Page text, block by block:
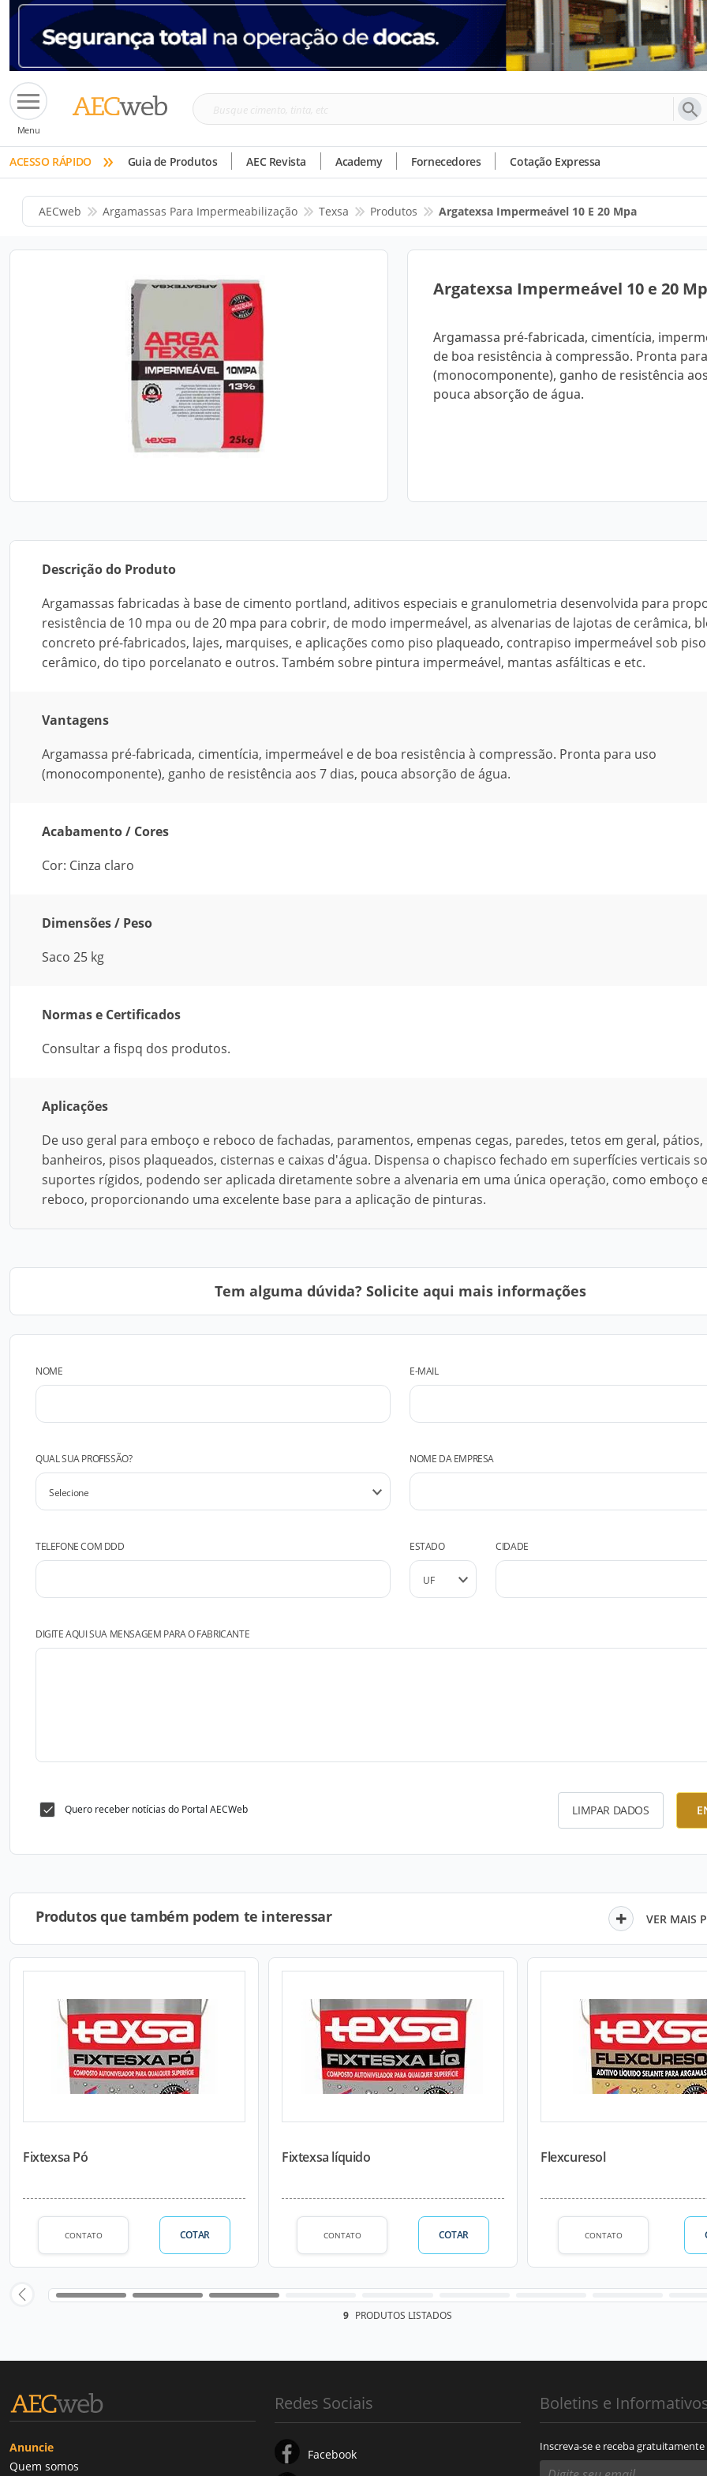
Menu
Busque
tinta,
etc
ACESSO RÁPIDO » Guia de Produtos AEC Revista Academy Fornecedores Cotação Expressa
AECweb Argamassas Para Impermeabilização Texsa Produtos Argatexsa Impermeável 10 E 20 Mpa
Argatexsa Impermeável 10 e 20
Argamassa pré-fabricada, cimentícia,
de boa resistência à compressão. Pronta
(monocomponente), ganho de resistência
pouca absorção de água.
Descrição do Produto
Argamassas fabricadas à base de cimento portland, aditivos especiais e granulometria desenvolvida para
resistência de 10 mpa ou de 20 mpa para cobrir, de modo impermeável, as alvenarias de lajotas de cerâmica,
concreto pré-fabricados, lajes, marquises, e aplicações como piso plaqueado, contrapiso impermeável sob piso
cerâmico, do tipo porcelanato e outros. Também sobre pintura impermeável, mantas asfálticas e etc.
Vantagens
Argamassa pré-fabricada, cimentícia, impermeável e de boa resistência à compressão. Pronta para uso
(monocomponente), ganho de resistência aos 7 dias, pouca absorção de água.
Acabamento / Cores
Cor: Cinza claro
Dimensões / Peso
Saco 25 kg
Normas e Certificados
Consultar a fispq dos produtos.
Aplicações
De uso geral para emboço e reboco de fachadas, paramentos, empenas cegas, paredes, tetos em geral, pátios,
banheiros, pisos plaqueados, cisternas e caixas d'água. Dispensa o chapisco fechado em superfícies verticais
suportes rígidos, podendo ser aplicada diretamente sobre a alvenaria em uma única operação, como emboço
reboco, proporcionando uma excelente base para a aplicação de pinturas.
Tem alguma dúvida? Solicite aqui mais informações
NOME E-MAIL
QUAL SUA PROFISSÃO? NOME DA EMPRESA
TELEFONE COM DDD ESTADO CIDADE
DIGITE AQUI SUA MENSAGEM PARA O FABRICANTE
Quero receber notícias do Portal AECWeb LIMPAR DADOS
Produtos que também podem te interessar VER MAIS
Fixtexsa Pó
CONTATO COTAR
Fixtexsa líquido
CONTATO COTAR
Flexcuresol
CONTATO
9 PRODUTOS LISTADOS
Anuncie
Quem somos
Redes Sociais
Facebook
Boletins e
Inscreva-se e receba gratuitamente